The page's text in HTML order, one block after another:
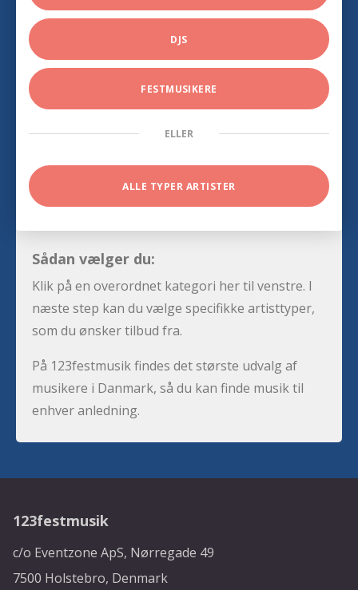
DJS
FESTMUSIKERE
ELLER
ALLE TYPER ARTISTER
Sådan vælger du:
Klik på en overordnet kategori her til venstre. I
næste step kan du vælge specifikke artisttyper,
som du ønsker tilbud fra.
På 123festmusik findes det største udvalg af
musikere i Danmark, så du kan finde musik til
enhver anledning.
123festmusik
c/o Eventzone ApS, Nørregade 49
7500 Holstebro, Denmark